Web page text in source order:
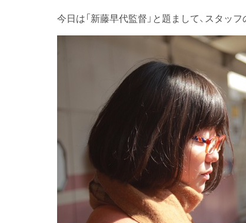
今日は「新藤早代監督」と題まして、スタッ